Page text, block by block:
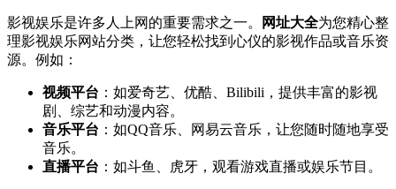
影视娱乐是许多人上网的重要需求之一。 网址大全为您精心整
理影视娱乐网站分类，让您轻松找到心仪的影视作品或音乐资
源。例如：
视频平台 ：如爱奇艺、优酷、Bilibili，提供丰富的影视
剧、综艺和动漫内容。
音乐平台 ：如QQ音乐、网易云音乐，让您随时随地享受
音乐。
直播平台 ：如斗鱼、虎牙，观看游戏直播或娱乐节目。